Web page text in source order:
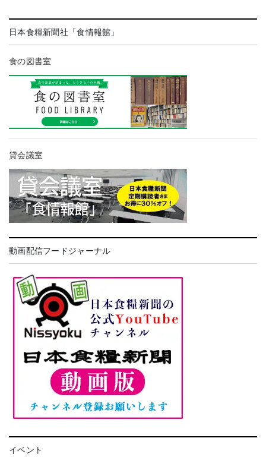
日本食糧新聞社「食情報館」
食の図書室
貸会議室
動画配信フードジャーナル
イベント